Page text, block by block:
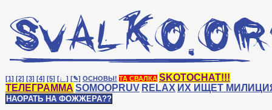
[1] [2] [3] [4] [5] [♩] [✎] ОСНОВЫ! ТА СВАЛКА SKOTOCHAT!!!
ТЕЛЕГРАММА SOMOOPRUV RELAX ИХ ИЩЕТ
НАОРАТЬ НА ФОЖЖЕРА??